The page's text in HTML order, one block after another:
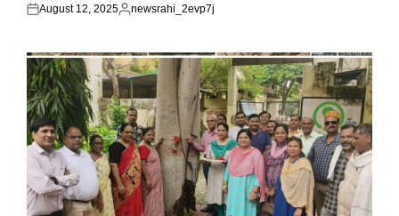
Posted
August 12, 2025
Posted
newsrahi_2evp7j